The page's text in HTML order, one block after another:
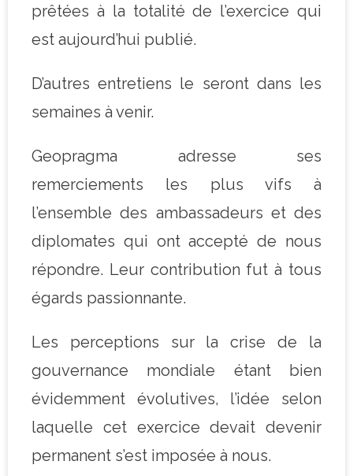
prêtées à la totalité de l’exercice qui
est aujourd’hui publié.
D’autres entretiens le seront dans les
semaines à venir.
Geopragma adresse ses
remerciements les plus vifs à
l’ensemble des ambassadeurs et des
diplomates qui ont accepté de nous
répondre. Leur contribution fut à tous
égards passionnante.
Les perceptions sur la crise de la
gouvernance mondiale étant bien
évidemment évolutives, l’idée selon
laquelle cet exercice devait devenir
permanent s’est imposée à nous.